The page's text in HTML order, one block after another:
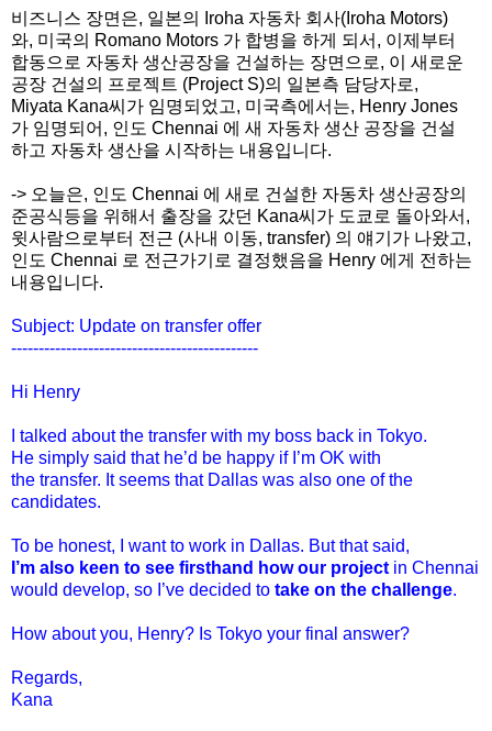
비즈니스 장면은, 일본의 Iroha 자동차 회사(Iroha Motors)
와, 미국의 Romano Motors 가 합병을 하게 되서, 이제부터
합동으로 자동차 생산공장을 건설하는 장면으로, 이 새로운
공장 건설의 프로젝트 (Project S)의 일본측 담당자로,
Miyata Kana씨가 임명되었고, 미국측에서는, Henry Jones
가 임명되어, 인도 Chennai 에 새 자동차 생산 공장을 건설
하고 자동차 생산을 시작하는 내용입니다.
-> 오늘은, 인도 Chennai 에 새로 건설한 자동차 생산공장의
준공식등을 위해서 출장을 갔던 Kana씨가 도쿄로 돌아와서,
윗사람으로부터 전근 (사내 이동, transfer) 의 얘기가 나왔고,
인도 Chennai 로 전근가기로 결정했음을 Henry 에게 전하는
내용입니다.
Subject: Update on transfer offer
---------------------------------------------
Hi Henry
I talked about the transfer with my boss back in Tokyo.
He simply said that he’d be happy if I’m OK with
the transfer. It seems that Dallas was also one of the
candidates.
To be honest, I want to work in Dallas. But that said,
I’m also keen to see firsthand how our project in Chennai
would develop, so I’ve decided to take on the challenge.
How about you, Henry? Is Tokyo your final answer?
Regards,
Kana